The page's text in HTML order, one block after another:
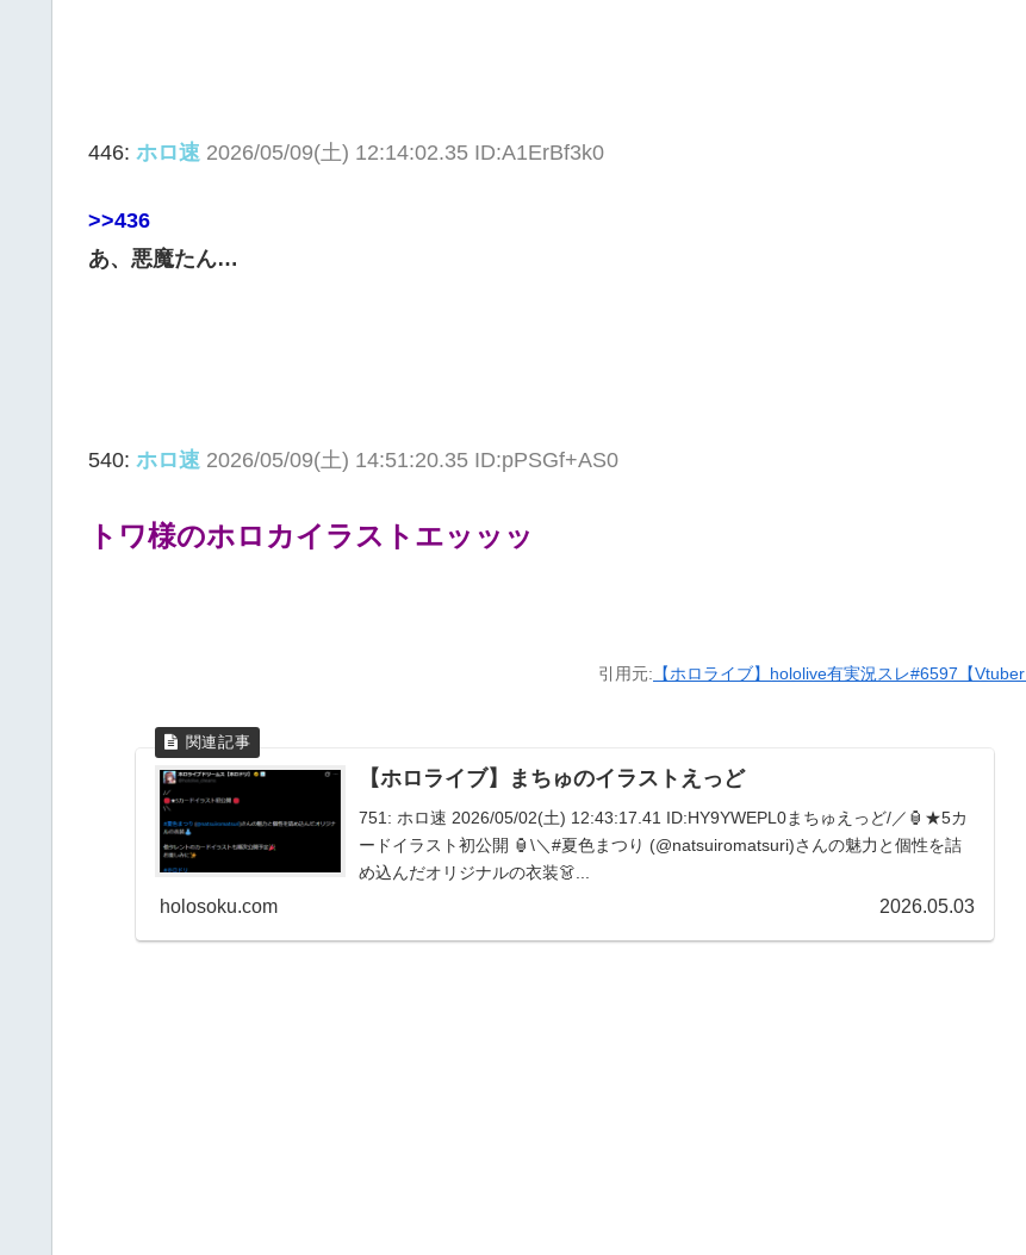
446: ホロ速 2026/05/09(土) 12:14:02.35 ID:A1ErBf3k0
>>436
あ、悪魔たん…
540: ホロ速 2026/05/09(土) 14:51:20.35 ID:pPSGf+AS0
トワ様のホロカイラストエッッッ
引用元: 【ホロライブ】hololive有実況スレ#6597【Vtuber
【ホロライブ】まちゅのイラストえっど
751: ホロ速 2026/05/02(土) 12:43:17.41 ID:HY9YWEPL0まちゅえっど/／🏮★5カ
ードイラスト初公開 🏮\＼#夏色まつり (@natsuiromatsuri)さんの魅力と個性を詰
め込んだオリジナルの衣装👗...
holosoku.com 2026.05.03